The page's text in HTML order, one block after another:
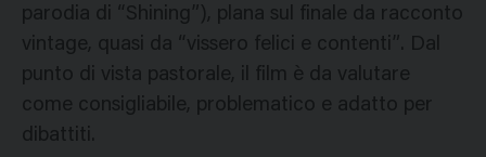
parodia di “Shining”), plana sul finale da racconto
vintage, quasi da “vissero felici e contenti”. Dal
punto di vista pastorale, il film è da valutare
come consigliabile, problematico e adatto per
dibattiti.